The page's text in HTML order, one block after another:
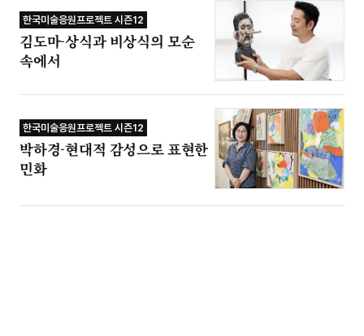
한국미술응원프로젝트 시즌12
김도마-상식과 비상식의 모순
속에서
한국미술응원프로젝트 시즌12
박하경-현대적 감성으로 표현한
민화